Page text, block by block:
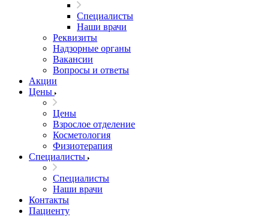
Специалисты
Наши врачи
Реквизиты
Надзорные органы
Вакансии
Вопросы и ответы
Акции
Цены
Цены
Взрослое отделение
Косметология
Физиотерапия
Специалисты
Специалисты
Наши врачи
Контакты
Пациенту